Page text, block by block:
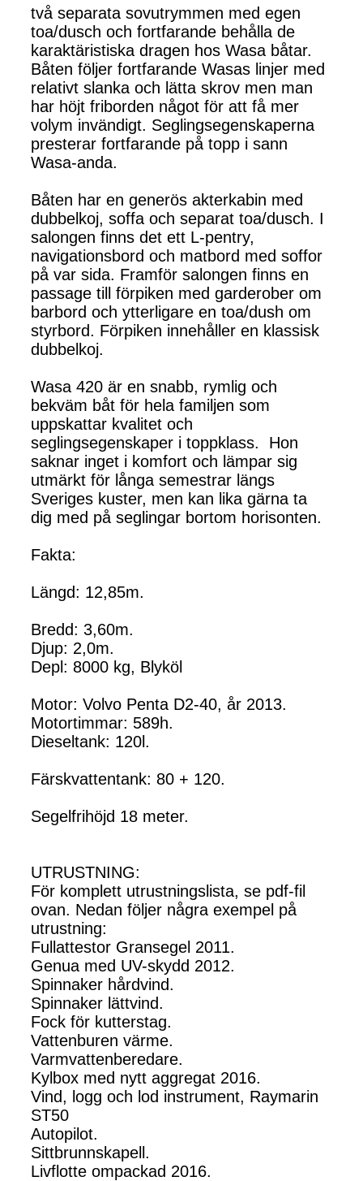
två separata sovutrymmen med egen
toa/dusch och fortfarande behålla de
karaktäristiska dragen hos Wasa båtar.
Båten följer fortfarande Wasas linjer med
relativt slanka och lätta skrov men man
har höjt friborden något för att få mer
volym invändigt. Seglingsegenskaperna
presterar fortfarande på topp i sann
Wasa-anda.
Båten har en generös akterkabin med
dubbelkoj, soffa och separat toa/dusch. I
salongen finns det ett L-pentry,
navigationsbord och matbord med soffor
på var sida. Framför salongen finns en
passage till förpiken med garderober om
barbord och ytterligare en toa/dush om
styrbord. Förpiken innehåller en klassisk
dubbelkoj.
Wasa 420 är en snabb, rymlig och
bekväm båt för hela familjen som
uppskattar kvalitet och
seglingsegenskaper i toppklass. Hon
saknar inget i komfort och lämpar sig
utmärkt för långa semestrar längs
Sveriges kuster, men kan lika gärna ta
dig med på seglingar bortom horisonten.
Fakta:
Längd: 12,85m.
Bredd: 3,60m.
Djup: 2,0m.
Depl: 8000 kg, Blyköl
Motor: Volvo Penta D2-40, år 2013.
Motortimmar: 589h.
Dieseltank: 120l.
Färskvattentank: 80 + 120.
Segelfrihöjd 18 meter.
UTRUSTNING:
För komplett utrustningslista, se pdf-fil
ovan. Nedan följer några exempel på
utrustning:
Fullattestor Gransegel 2011.
Genua med UV-skydd 2012.
Spinnaker hårdvind.
Spinnaker lättvind.
Fock för kutterstag.
Vattenburen värme.
Varmvattenberedare.
Kylbox med nytt aggregat 2016.
Vind, logg och lod instrument, Raymarin
ST50
Autopilot.
Sittbrunnskapell.
Livflotte ompackad 2016.